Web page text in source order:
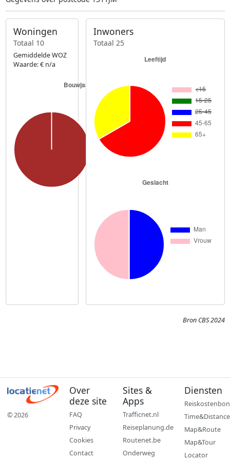
Woningen
Totaal 10
Gemiddelde WOZ
Waarde: € n/a
Inwoners
Totaal 25
Bron CBS 2024
© 2026
Over
deze site
FAQ
Privacy
Cookies
Contact
Sites &
Apps
Trafficnet.nl
Reiseplanung.de
Routenet.be
Onderweg
Diensten
Reiskostenbon
Time&Distance
Map&Route
Map&Tour
Locator